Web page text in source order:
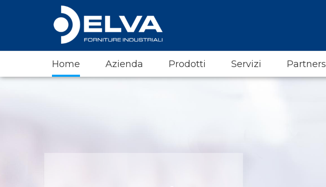
Home Azienda Prodotti Servizi Partners